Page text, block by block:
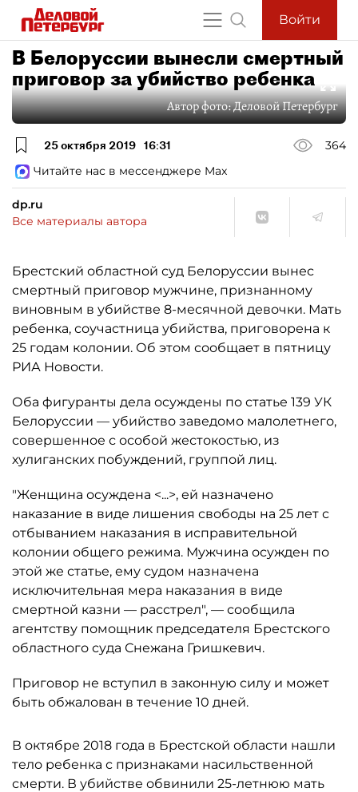
Войти
В Белоруссии вынесли смертный
приговор за убийство ребенка
Автор фото:Деловой Петербург
25 октября 2019 16:31
364
Читайте нас в мессенджере Max
dp.ru
Все материалы автора
Брестский областной суд Белоруссии вынес
смертный приговор мужчине, признанному
виновным в убийстве 8-месячной девочки. Мать
ребенка, соучастница убийства, приговорена к
25 годам колонии. Об этом сообщает в пятницу
РИА Новости.
Оба фигуранты дела осуждены по статье 139 УК
Белоруссии — убийство заведомо малолетнего,
совершенное с особой жестокостью, из
хулиганских побуждений, группой лиц.
"Женщина осуждена <...>, ей назначено
наказание в виде лишения свободы на 25 лет с
отбыванием наказания в исправительной
колонии общего режима. Мужчина осужден по
этой же статье, ему судом назначена
исключительная мера наказания в виде
смертной казни — расстрел", — сообщила
агентству помощник председателя Брестского
областного суда Снежана Гришкевич.
Приговор не вступил в законную силу и может
быть обжалован в течение 10 дней.
В октябре 2018 года в Брестской области нашли
тело ребенка с признаками насильственной
смерти. В убийстве обвинили 25-летнюю мать